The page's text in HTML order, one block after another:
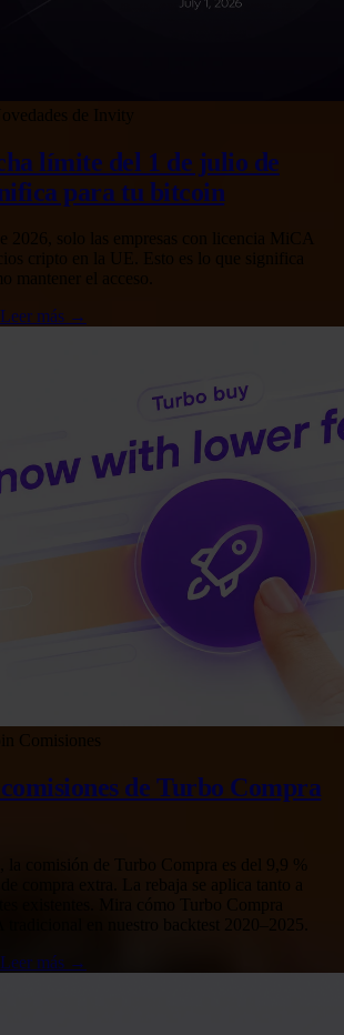
de Invity
límite del 1 de julio de
para tu bitcoin
2026, solo las empresas con licencia MiCA
cripto en la UE. Esto es lo que significa
mantener el acceso.
Leer más →
Comisiones
de Turbo Compra
la comisión de Turbo Compra es del 9,9 %
de compra extra. La rebaja se aplica tanto a
existentes. Mira cómo Turbo Compra
tradicional en nuestro backtest 2020–2025.
Leer más →